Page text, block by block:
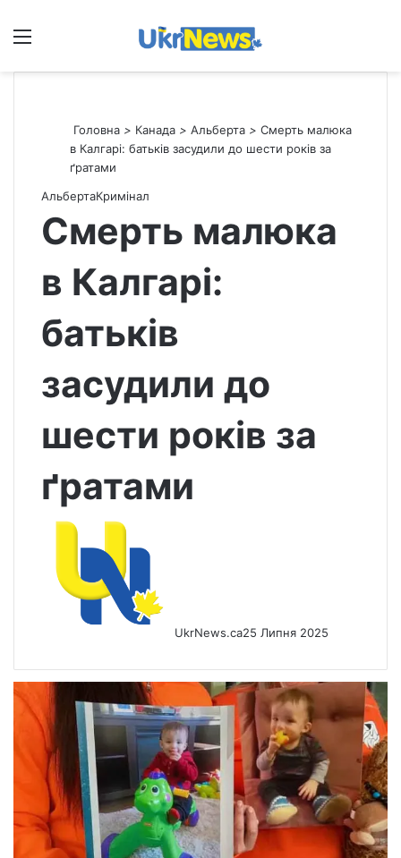
Меню
Головна > Канада > Альберта > Смерть малюка
в Калгарі: батьків засудили до шести років за
ґратами
АльбертаКримінал
Смерть малюка
в Калгарі:
батьків
засудили до
шести років за
ґратами
UkrNews.ca25 Липня 2025